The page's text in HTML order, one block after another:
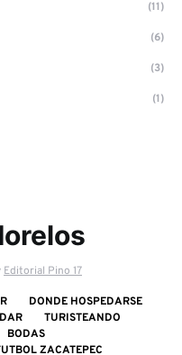
(11)
(6)
(3)
(1)
Editorial Pino 17
DONDE HOSPEDARSE
TURISTEANDO
BODAS
ZACATEPEC